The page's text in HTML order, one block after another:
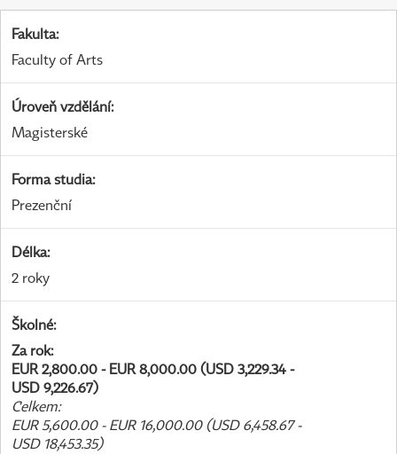
Fakulta:
Faculty of Arts
Úroveň vzdělání:
Magisterské
Forma studia:
Prezenční
Délka:
2 roky
Školné:
Za rok:
EUR 2,800.00 - EUR 8,000.00 (USD 3,229.34 -
USD 9,226.67)
Celkem:
EUR 5,600.00 - EUR 16,000.00 (USD 6,458.67 -
USD 18,453.35)